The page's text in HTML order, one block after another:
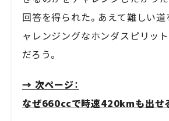
回答を得られた。あえて難しい道
ャレンジングなホンダスピリッ
だろう。
→ 次ページ：
なぜ660ccで時速420kmも出せ